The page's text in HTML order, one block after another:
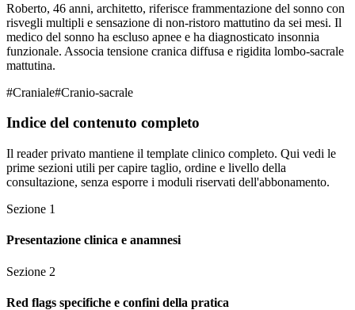
Roberto, 46 anni, architetto, riferisce frammentazione del sonno con
risvegli multipli e sensazione di non-ristoro mattutino da sei mesi. Il
medico del sonno ha escluso apnee e ha diagnosticato insonnia
funzionale. Associa tensione cranica diffusa e rigidita lombo-sacrale
mattutina.
#Craniale#Cranio-sacrale
Indice del contenuto completo
Il reader privato mantiene il template clinico completo. Qui vedi le
prime sezioni utili per capire taglio, ordine e livello della
consultazione, senza esporre i moduli riservati dell'abbonamento.
Sezione 1
Presentazione clinica e anamnesi
Sezione 2
Red flags specifiche e confini della pratica